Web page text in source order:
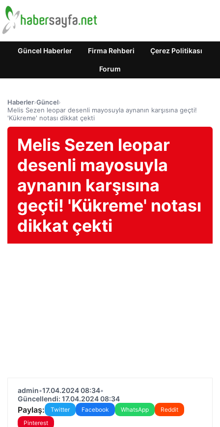
Güncel Haberler Firma Rehberi Çerez Politikası
Forum
Haberler›Güncel›
Melis Sezen leopar desenli mayosuyla aynanın karşısına geçti!
'Kükreme' notası dikkat çekti
Melis Sezen leopar
desenli mayosuyla
aynanın karşısına
geçti! 'Kükreme' notası
dikkat çekti
admin•17.04.2024 08:34•
Güncellendi: 17.04.2024 08:34
Paylaş: Twitter Facebook WhatsApp
Reddit
Pinterest